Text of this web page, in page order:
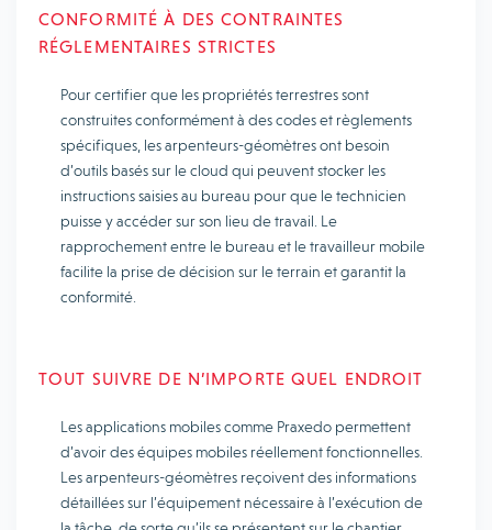
CONFORMITÉ À DES CONTRAINTES
RÉGLEMENTAIRES STRICTES
Pour certifier que les propriétés terrestres sont
construites conformément à des codes et règlements
spécifiques, les arpenteurs-géomètres ont besoin
d’outils basés sur le cloud qui peuvent stocker les
instructions saisies au bureau pour que le technicien
puisse y accéder sur son lieu de travail. Le
rapprochement entre le bureau et le travailleur mobile
facilite la prise de décision sur le terrain et garantit la
conformité.
TOUT SUIVRE DE N’IMPORTE QUEL ENDROIT
Les applications mobiles comme Praxedo permettent
d’avoir des équipes mobiles réellement fonctionnelles.
Les arpenteurs-géomètres reçoivent des informations
détaillées sur l’équipement nécessaire à l’exécution de